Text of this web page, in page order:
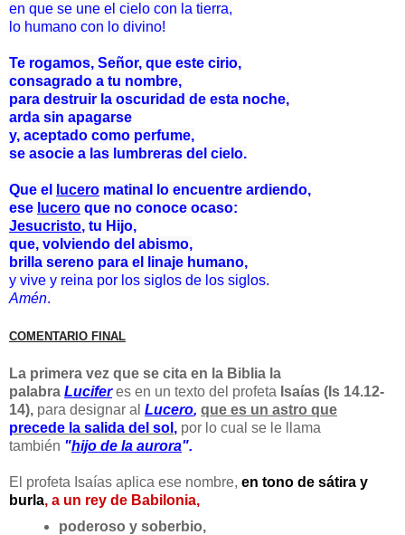
en que se une el cielo con la tierra,
lo humano con lo divino!
Te rogamos, Señor, que este cirio,
consagrado a tu nombre,
para destruir la oscuridad de esta noche,
arda sin apagarse
y, aceptado como perfume,
se asocie a las lumbreras del cielo.
Que el lucero matinal lo encuentre ardiendo,
ese lucero que no conoce ocaso:
Jesucristo, tu Hijo,
que, volviendo del abismo,
brilla sereno para el linaje humano,
y vive y reina por los siglos de los siglos.
Amén.
COMENTARIO FINAL
La primera vez que se cita en la Biblia la
palabra Lucifer es en un texto del profeta Isaías (Is 14.12-
14), para designar al Lucero, que es un astro que
precede la salida del sol , por lo cual se le llama
también "hijo de la aurora".
El profeta Isaías aplica ese nombre, en tono de sátira y
burla, a un rey de Babilonia,
poderoso y soberbio,